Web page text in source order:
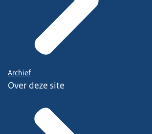
Archief
Over deze site